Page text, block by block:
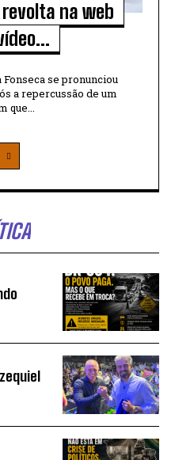
na web
se pronunciou
a repercussão de um
que...